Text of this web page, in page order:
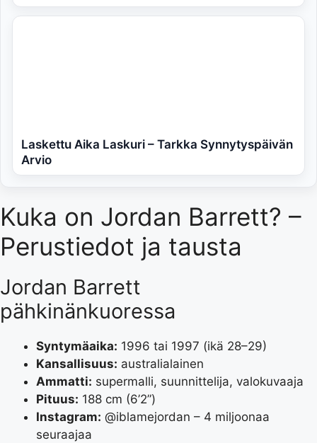
Laskettu Aika Laskuri – Tarkka Synnytyspäivän
Arvio
Kuka on Jordan Barrett? –
Perustiedot ja tausta
Jordan Barrett
pähkinänkuoressa
Syntymäaika: 1996 tai 1997 (ikä 28–29)
Kansallisuus: australialainen
Ammatti: supermalli, suunnittelija, valokuvaaja
Pituus: 188 cm (6’2”)
Instagram: @iblamejordan – 4 miljoonaa
seuraajaa